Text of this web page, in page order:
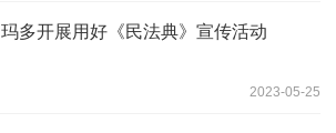
玛多开展用好《民法典》宣传活动
2023-05-25